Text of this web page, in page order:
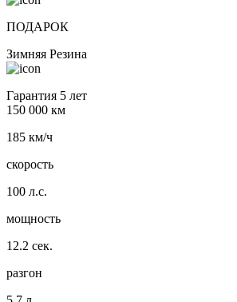
ПОДАРОК
Зимняя Резина
Гарантия 5 лет
150 000 км
185 км/ч
скорость
100 л.с.
мощность
12.2 сек.
разгон